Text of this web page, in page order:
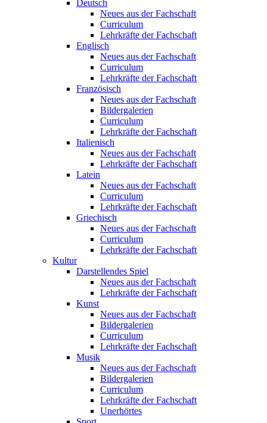
Deutsch
Neues aus der Fachschaft
Curriculum
Lehrkräfte der Fachschaft
Englisch
Neues aus der Fachschaft
Curriculum
Lehrkräfte der Fachschaft
Französisch
Neues aus der Fachschaft
Bildergalerien
Curriculum
Lehrkräfte der Fachschaft
Italienisch
Neues aus der Fachschaft
Lehrkräfte der Fachschaft
Latein
Neues aus der Fachschaft
Curriculum
Lehrkräfte der Fachschaft
Griechisch
Neues aus der Fachschaft
Curriculum
Lehrkräfte der Fachschaft
Kultur
Darstellendes Spiel
Neues aus der Fachschaft
Lehrkräfte der Fachschaft
Kunst
Neues aus der Fachschaft
Bildergalerien
Curriculum
Lehrkräfte der Fachschaft
Musik
Neues aus der Fachschaft
Bildergalerien
Curriculum
Lehrkräfte der Fachschaft
Unerhörtes